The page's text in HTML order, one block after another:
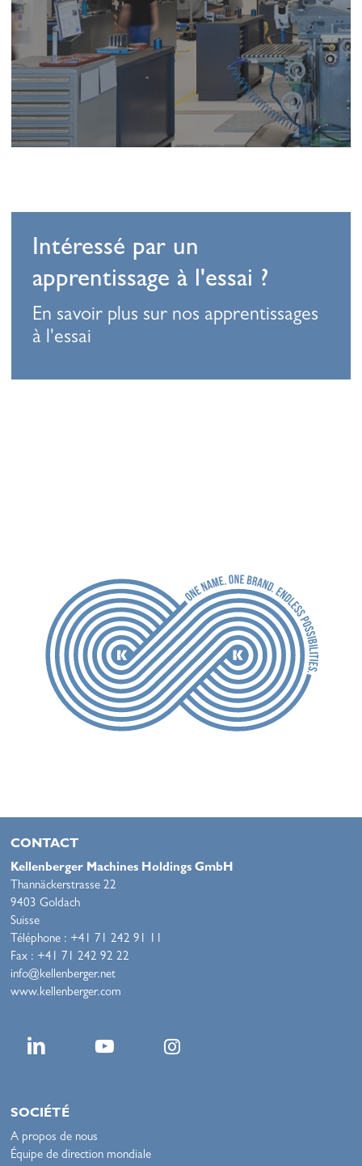
Intéressé par un
apprentissage à l'essai ?
En savoir plus sur nos apprentissages
à l'essai
CONTACT
Kellenberger Machines Holdings GmbH
Thannäckerstrasse 22
9403 Goldach
Suisse
Téléphone : +41 71 242 91 11
Fax : +41 71 242 92 22
info@kellenberger.net
www.kellenberger.com
SOCIÉTÉ
A propos de nous
Équipe de direction mondiale